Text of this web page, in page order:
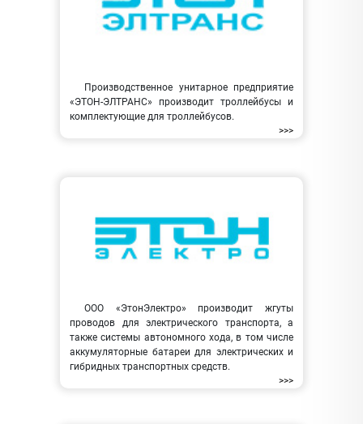
Производственное унитарное предприятие
«ЭТОН-ЭЛТРАНС» производит троллейбусы и
комплектующие для троллейбусов.
>>>
ООО «ЭтонЭлектро» производит жгуты
проводов для электрического транспорта, а
также системы автономного хода, в том числе
аккумуляторные батареи для электрических и
гибридных транспортных средств.
>>>